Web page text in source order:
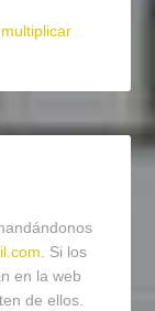
. Si los
en la web
de ellos.